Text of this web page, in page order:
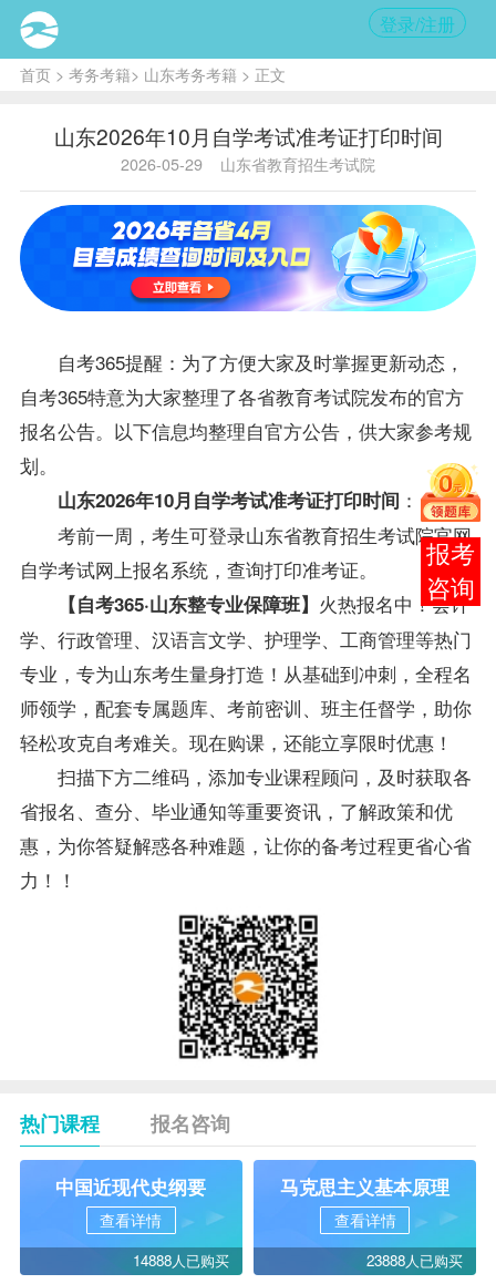
登录/注册
首页> 考务考籍> 山东考务考籍 > 正文
山东2026年10月自学考试准考证打印时间
2026-05-29 山东省教育招生考试院
自考365提醒：为了方便大家及时掌握更新动态，
自考365特意为大家整理了各省教育考试院发布的官方
报名公告。以下信息均整理自官方公告，供大家参考规
划。
山东2026年10月自学考试准考证打印时间 ：
考前一周，考生可登录山东省教育招生考试院官网
自学考试网上报名系统，查询打印准考证。
【自考365·山东整专业保障班】 火热报名中！会计
学、行政管理、汉语言文学、护理学、工商管理等热门
专业，专为山东考生量身打造！从基础到冲刺，全程名
师领学，配套专属题库、考前密训、班主任督学，助你
轻松攻克自考难关。 现在购课，还能立享限时优惠！
扫描下方二维码，添加专业课程顾问，及时获取各
省报名、查分、毕业通知等重要资讯，了解政策和优
惠，为你答疑解惑各种难题，让你的备考过程更省心省
力！！
热门课程 报名咨询
中国近现代史纲要
查看详情
14888人已购买
马克思主义基本原理
查看详情
23888人已购买
报考
咨询